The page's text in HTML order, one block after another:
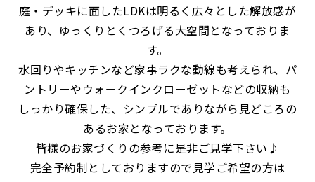
庭・デッキに面したLDKは明るく広々とした解放感が
あり、ゆっくりとくつろげる大空間となっておりま
す。
水回りやキッチンなど家事ラクな動線も考えられ、パ
ントリーやウォークインクローゼットなどの収納も
しっかり確保した、シンプルでありながら見どころの
あるお家となっております。
皆様のお家づくりの参考に是非ご見学下さい♪
完全予約制としておりますので見学ご希望の方は